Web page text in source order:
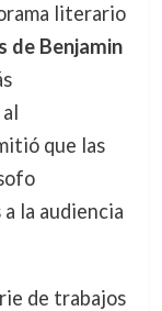
literario
de Benjamin
que las
la audiencia
de trabajos